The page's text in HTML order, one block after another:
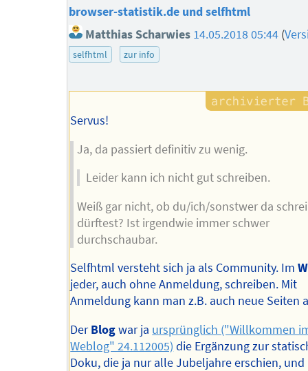
browser-statistik.de und selfhtml
Matthias Scharwies 14.05.2018 05:44 (
selfhtml zur info
Servus!
Ja, da passiert definitiv zu wenig.
Leider kann ich nicht gut schreiben.
Weiß gar nicht, ob du/ich/sonstwer da
dürftest? Ist irgendwie immer schwer
durchschaubar.
Selfhtml versteht sich ja als Community. Im
jeder, auch ohne Anmeldung, schreiben. Mit
Anmeldung kann man z.B. auch neue Seiten
DerBlogwar ja ursprünglich ("Willkommen
Weblog" 24.112005) die Ergänzung zur
Doku, die ja nur alle Jubeljahre erschien,